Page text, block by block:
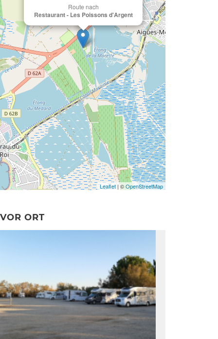
Route nach
Restaurant - Les Poissons d'Argent
Leaflet| ©OpenStreetMap
VOR ORT